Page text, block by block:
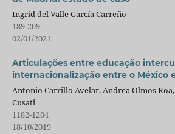
Ingrid del Valle García Carreño
189-209
02/01/2021
Articulações entre educação
internacionalização entre o México
Antonio Carrillo Avelar, Andrea Olmos
Cusati
1182-1204
18/10/2019